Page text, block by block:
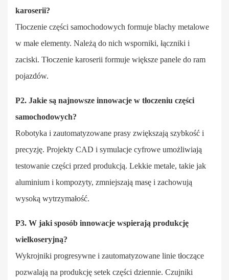
karoserii?
Tłoczenie części samochodowych formuje blachy metalowe
w małe elementy. Należą do nich wsporniki, łączniki i
zaciski. Tłoczenie karoserii formuje większe panele do ram
pojazdów.
P2. Jakie są najnowsze innowacje w tłoczeniu części
samochodowych?
Robotyka i zautomatyzowane prasy zwiększają szybkość i
precyzję. Projekty CAD i symulacje cyfrowe umożliwiają
testowanie części przed produkcją. Lekkie metale, takie jak
aluminium i kompozyty, zmniejszają masę i zachowują
wysoką wytrzymałość.
P3. W jaki sposób innowacje wspierają produkcję
wielkoseryjną?
Wykrojniki progresywne i zautomatyzowane linie tłoczące
pozwalają na produkcję setek części dziennie. Czujniki